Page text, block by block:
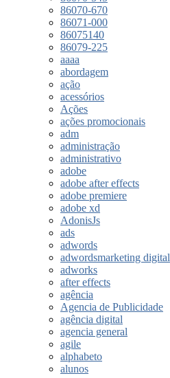
86070-670
86071-000
86075140
86079-225
aaaa
abordagem
ação
acessórios
Ações
ações promocionais
adm
administração
administrativo
adobe
adobe after effects
adobe premiere
adobe xd
AdonisJs
ads
adwords
adwordsmarketing digital
adworks
after effects
agência
Agencia de Publicidade
agência digital
agencia general
agile
alphabeto
alunos